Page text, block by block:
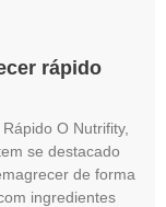
rápido
O Nutrifity,
se destacado
de forma
ingredientes